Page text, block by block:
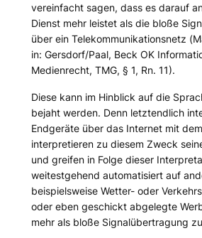
vereinfacht sagen, dass es darauf
Dienst mehr leistet als die bloße
über ein Telekommunikationsnetz (
in: Gersdorf/Paal, Beck OK
Medienrecht, TMG, § 1, Rn. 11).
Diese kann im Hinblick auf die
bejaht werden. Denn letztendlich
Endgeräte über das Internet mit
interpretieren zu diesem Zweck
und greifen in Folge dieser
weitestgehend automatisiert auf
beispielsweise Wetter- oder
oder eben geschickt abgelegte
mehr als bloße Signalübertragung